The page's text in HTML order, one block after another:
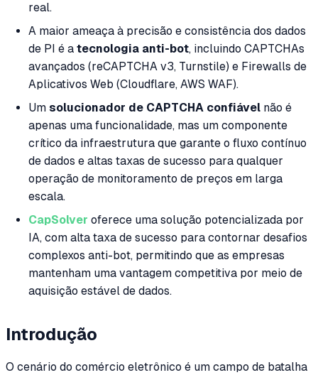
real.
A maior ameaça à precisão e consistência dos dados
de PI é a tecnologia anti-bot, incluindo CAPTCHAs
avançados (reCAPTCHA v3, Turnstile) e Firewalls de
Aplicativos Web (Cloudflare, AWS WAF).
Um solucionador de CAPTCHA confiável não é
apenas uma funcionalidade, mas um componente
crítico da infraestrutura que garante o fluxo contínuo
de dados e altas taxas de sucesso para qualquer
operação de monitoramento de preços em larga
escala.
CapSolver oferece uma solução potencializada por
IA, com alta taxa de sucesso para contornar desafios
complexos anti-bot, permitindo que as empresas
mantenham uma vantagem competitiva por meio de
aquisição estável de dados.
Introdução
O cenário do comércio eletrônico é um campo de batalha